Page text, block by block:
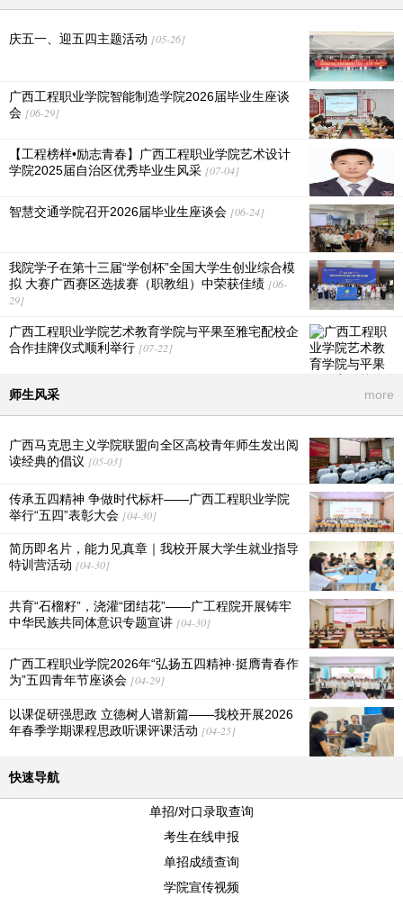
庆五一、迎五四主题活动 [05-26]
广西工程职业学院智能制造学院2026届毕业生座谈
会 [06-29]
【工程榜样•励志青春】广西工程职业学院艺术设计
学院2025届自治区优秀毕业生风采 [07-04]
智慧交通学院召开2026届毕业生座谈会 [06-24]
我院学子在第十三届“学创杯”全国大学生创业综合模
拟 大赛广西赛区选拔赛（职教组）中荣获佳绩 [06-
29]
广西工程职业学院艺术教育学院与平果至雅宅配校企
合作挂牌仪式顺利举行 [07-22]
师生风采 more
广西马克思主义学院联盟向全区高校青年师生发出阅
读经典的倡议 [05-03]
传承五四精神 争做时代标杆——广西工程职业学院
举行“五四”表彰大会 [04-30]
简历即名片，能力见真章｜我校开展大学生就业指导
特训营活动 [04-30]
共育“石榴籽”，浇灌“团结花”——广工程院开展铸牢
中华民族共同体意识专题宣讲 [04-30]
广西工程职业学院2026年“弘扬五四精神·挺膺青春作
为”五四青年节座谈会 [04-29]
以课促研强思政 立德树人谱新篇——我校开展2026
年春季学期课程思政听课评课活动 [04-25]
快速导航
单招/对口录取查询
考生在线申报
单招成绩查询
学院宣传视频